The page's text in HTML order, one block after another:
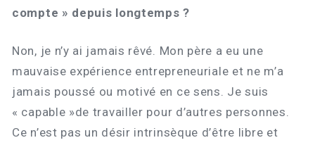
compte » depuis longtemps ?
Non, je n’y ai jamais rêvé. Mon père a eu une
mauvaise expérience entrepreneuriale et ne m’a
jamais poussé ou motivé en ce sens. Je suis
« capable »de travailler pour d’autres personnes.
Ce n’est pas un désir intrinsèque d’être libre et